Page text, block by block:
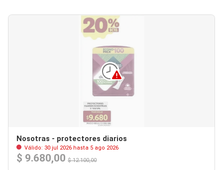
Nosotras - protectores diarios
Válido: 30 jul 2026 hasta 5 ago 2026
$ 9.680,00 $ 12.100,00